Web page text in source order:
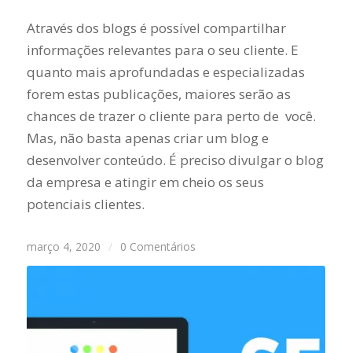
Através dos blogs é possível compartilhar
informações relevantes para o seu cliente. E
quanto mais aprofundadas e especializadas
forem estas publicações, maiores serão as
chances de trazer o cliente para perto de você.
Mas, não basta apenas criar um blog e
desenvolver conteúdo. É preciso divulgar o blog
da empresa e atingir em cheio os seus
potenciais clientes.
março 4, 2020 / 0 Comentários